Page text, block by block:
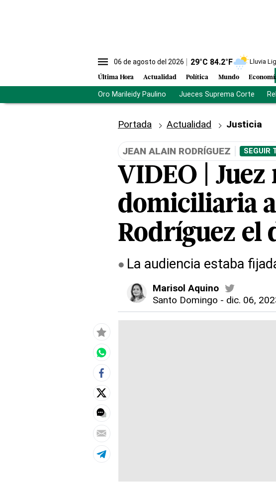
06 de agosto del 2026 29°C 84.2°F Lluvia
Última Hora Actualidad Política Mundo
Oro Marileidy Paulino Jueces Suprema Corte
Portada Actualidad Justicia
JEAN ALAIN RODRÍGUEZ SEGUIR
VIDEO |
domiciliaria
Rodríguez el
La audiencia estaba
Marisol Aquino
Santo Domingo - dic. 06,